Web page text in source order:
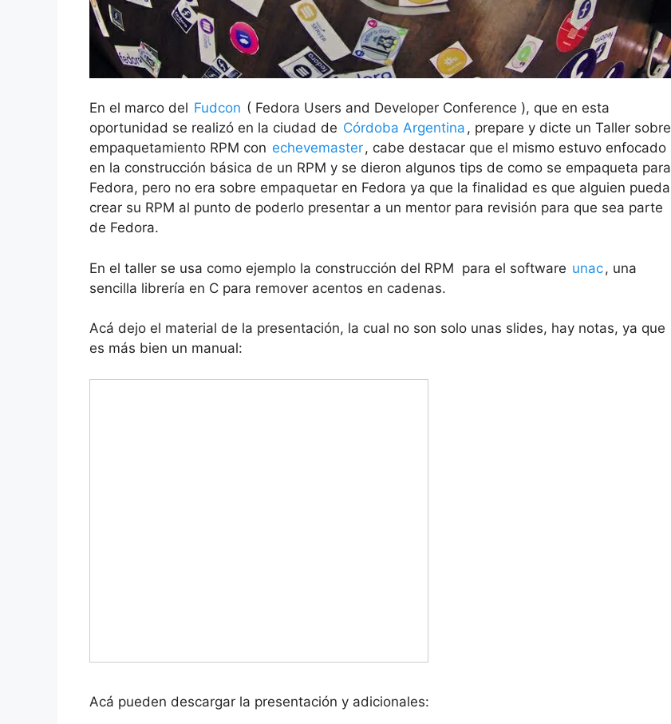
En el marco del Fudcon ( Fedora Users and Developer Conference ), que en esta
oportunidad se realizó en la ciudad de Córdoba Argentina , prepare y dicte un Taller sobre
empaquetamiento RPM con echevemaster, cabe destacar que el mismo estuvo enfocado
en la construcción básica de un RPM y se dieron algunos tips de como se empaqueta para
Fedora, pero no era sobre empaquetar en Fedora ya que la finalidad es que alguien pueda
crear su RPM al punto de poderlo presentar a un mentor para revisión para que sea parte
de Fedora.
En el taller se usa como ejemplo la construcción del RPM para el software unac, una
sencilla librería en C para remover acentos en cadenas.
Acá dejo el material de la presentación, la cual no son solo unas slides, hay notas, ya que
es más bien un manual:
Acá pueden descargar la presentación y adicionales: